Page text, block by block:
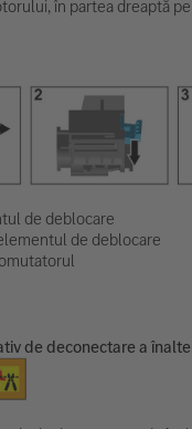
în partea dreaptă pe
de deblocare
de deblocare
de deconectare a